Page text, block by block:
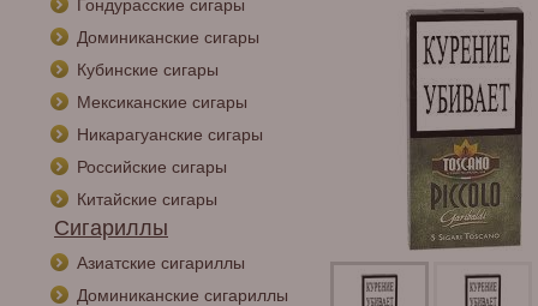
Гондурасские сигары
Доминиканские сигары
Кубинские сигары
Мексиканские сигары
Никарагуанские сигары
Российские сигары
Китайские сигары
Сигариллы
Азиатские сигариллы
Доминиканские сигариллы